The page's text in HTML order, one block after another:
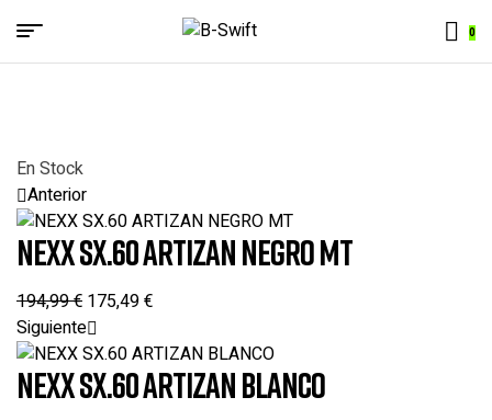
B-
0
Menu
En Stock
Anterior
NEXX SX.60 ARTIZAN NEGRO MT
194,99€ 175,49€
Siguiente
NEXX SX.60 ARTIZAN BLANCO